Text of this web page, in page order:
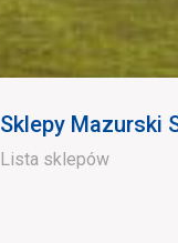
Sklepy Mazurski
Lista sklepów